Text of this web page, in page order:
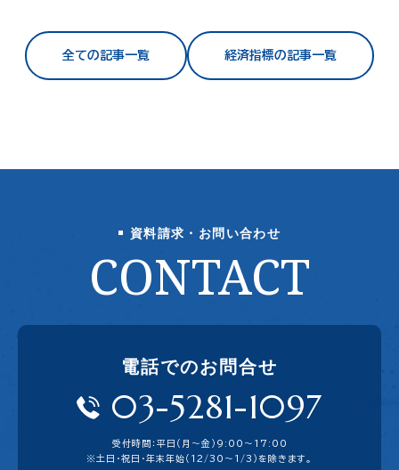
全ての記事一覧 経済指標の記事一覧
資料請求・お問い合わせ
CONTACT
電話でのお問合せ
03-5281-1097
受付時間：平日（月〜金）9:00〜17:00
※土日・祝日・年末年始（12/30～1/3）を除きます。